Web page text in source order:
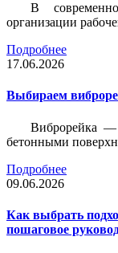
В
организации
Подробнее
17.06.2026
Выбираем
Виброрейка —
бетонными
Подробнее
09.06.2026
Как выбрать
пошаговое